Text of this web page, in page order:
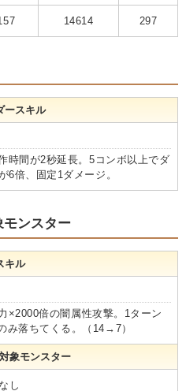
14614 297
ースキル
時間が2秒延長。5コンボ以上でダ
6倍、固定1ダメージ。
モンスター
キル
×2000倍の闇属性攻撃。1ターン
み落ちてくる。（14→7）
象モンスター
なし